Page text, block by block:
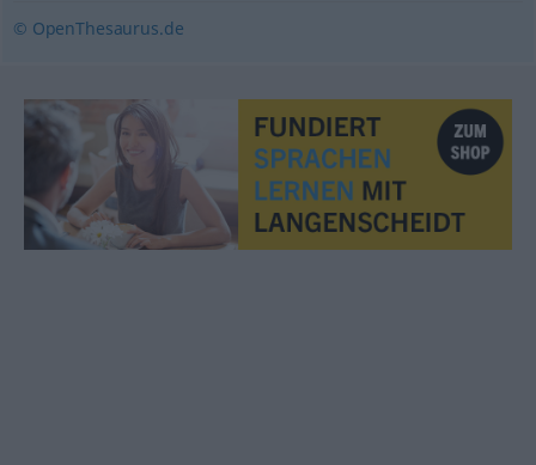
© OpenThesaurus.de